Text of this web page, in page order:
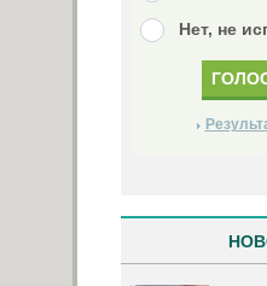
Нет, не